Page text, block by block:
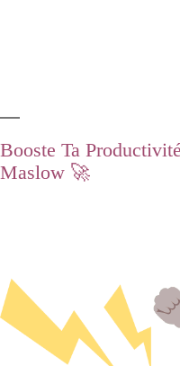
Booste Ta
Maslow 🚀